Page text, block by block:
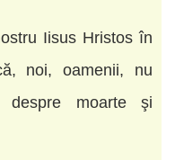
Iisus Hristos în
noi, oamenii, nu
despre moarte şi